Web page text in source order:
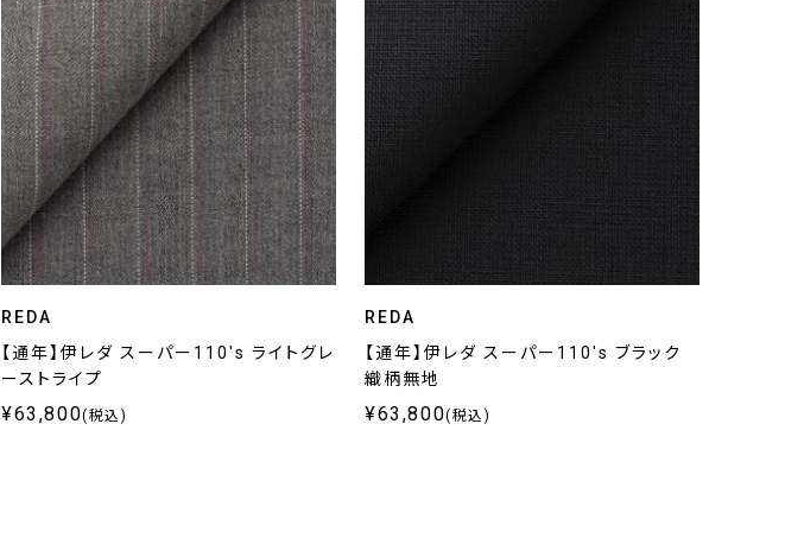
REDA
【通年】伊レダ スーパー110's ライトグレ
ーストライプ
¥63,800(税込)
REDA
【通年】伊レダ スーパー110's ブラック
織柄無地
¥63,800(税込)